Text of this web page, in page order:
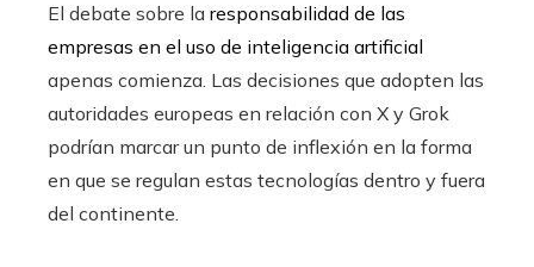
El debate sobre la responsabilidad de las
empresas en el uso de inteligencia artificial
apenas comienza. Las decisiones que adopten las
autoridades europeas en relación con X y Grok
podrían marcar un punto de inflexión en la forma
en que se regulan estas tecnologías dentro y fuera
del continente.